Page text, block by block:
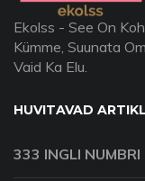
Ekolss - See On
Kümme, Suunata
Vaid Ka Elu.
HUVITAVAD
333 INGLI